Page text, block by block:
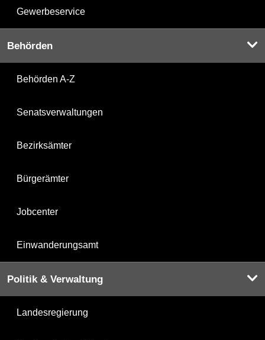
Gewerbeservice
Behörden
Behörden A-Z
Senatsverwaltungen
Bezirksämter
Bürgerämter
Jobcenter
Einwanderungsamt
Politik & Verwaltung
Landesregierung